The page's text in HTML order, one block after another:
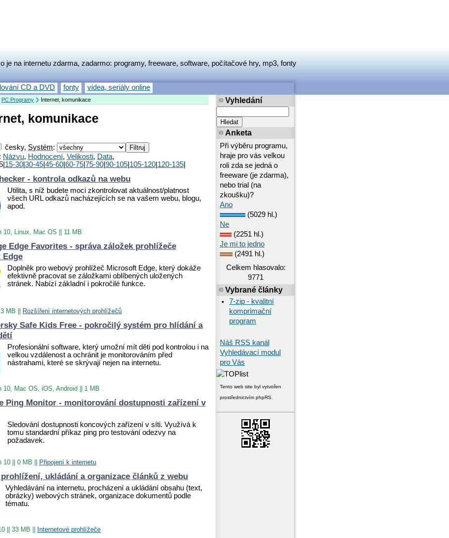
je na internetu zdarma, zadarmo: programy, freeware, software, počítačové hry, mp3, fonty
CD a DVD fonty videa, seriály online
PC Programy Internet, komunikace
komunikace
česky, Systém:
Názvu, Hodnocení, Velikosti, Data,
15-30| 30-45| 45-60| 60-75| 75-90| 90-105| 105-120| 120-135|
- kontrola odkazů na webu
Utilita, s níž budete moci zkontrolovat aktuálnost/platnost
všech URL odkazů nacházejících se na vašem webu, blogu,
apod.
10, Linux, Mac OS 11 MB
Edge Favorites - správa záložek prohlížeče
Doplněk pro webový prohlížeč Microsoft Edge, který dokáže
efektivně pracovat se záložkami oblíbených uložených
stránek. Nabízí základní i pokročilé funkce.
3 MB Rozšíření internetových prohlížečů
Safe Kids Free - pokročilý systém pro hlídání a
Profesionální software, který umožní mít děti pod kontrolou i na
velkou vzdálenost a ochránit je monitorováním před
nástrahami, které se skrývají nejen na internetu.
10, Mac OS, iOS, Android 1 MB
Ping Monitor - monitorování dostupnosti zařízení v
Sledování dostupnosti koncových zařízení v síti. Využívá k
tomu standardní příkaz ping pro testování odezvy na
požadavek.
10 0 MB Připojení k internetu
ukládání a organizace článků z webu
Vyhledávání na internetu, procházení a ukládání obsahu (text,
obrázky) webových stránek, organizace dokumentů podle
tématu.
33 MB Internetové prohlížeče
Vyhledání
Anketa
Při výběru programu,
hraje pro vás velkou
roli zda se jedná o
freeware (je zdarma),
nebo trial (na
zkoušku)?
Ano
(5029 hl.)
Ne
(2251 hl.)
Je mi to jedno
(2491 hl.)
Celkem hlasovalo:
9771
Vybrané články
7-zip - kvalitní
komprimační
program
Náš RSS kanál
Vyhledávací modul
pro Vás
Tento web site byl vytvořen
prostřednictvím phpRS.